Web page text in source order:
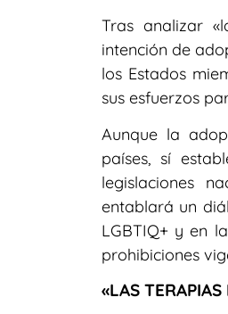
Tras analizar
intención de
los Estados
sus esfuerzos
Aunque la
países, sí
legislaciones
entablará un
LGBTIQ+ y en
prohibiciones
«LAS